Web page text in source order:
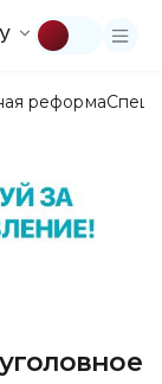
реформа